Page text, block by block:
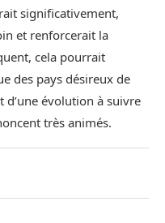
significativement,
et renforcerait la
cela pourrait
des pays désireux de
d’une évolution à suivre
très animés.